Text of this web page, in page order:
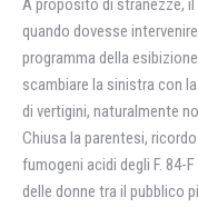
A proposito di stranezze, il
quando dovesse
programma della
scambiare la sinistra con
di vertigini, naturalmente
Chiusa la parentesi,
fumogeni acidi degli F. 84-
delle donne tra il pubblico